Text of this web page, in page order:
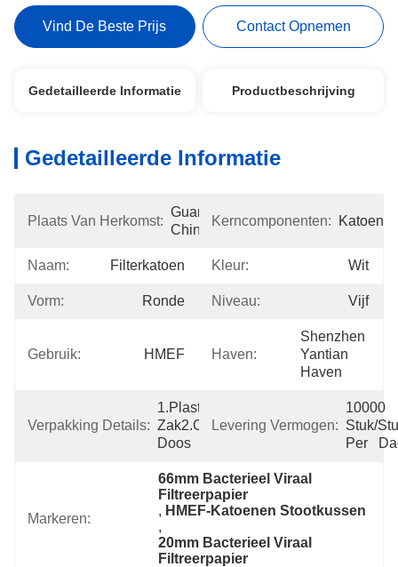
Vind De Beste Prijs Contact Opnemen
Gedetailleerde Informatie Productbeschrijving
Gedetailleerde Informatie
Plaats Van Herkomst:
Guangdong,
China
Kerncomponenten: Katoen
Naam: Filterkatoen Kleur: Wit
Vorm: Ronde Niveau: Vijf
Gebruik: HMEF Haven:
Shenzhen
Yantian
Haven
Verpakking Details:
1.Plastic
Zak2.cardboard
Doos
Levering Vermogen:
10000
Stuk/
Per
Markeren:
66mm Bacterieel Viraal
Filtreerpapier
, HMEF-Katoenen Stootkussen
,
20mm Bacterieel Viraal
Filtreerpapier